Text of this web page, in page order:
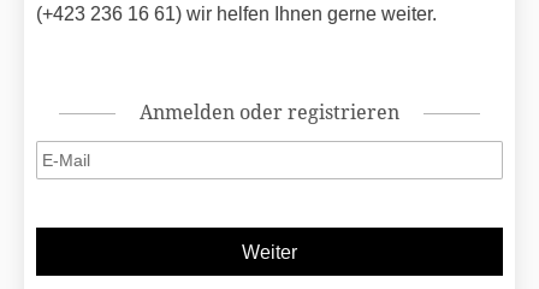
(+423 236 16 61) wir helfen Ihnen gerne weiter.
Anmelden oder registrieren